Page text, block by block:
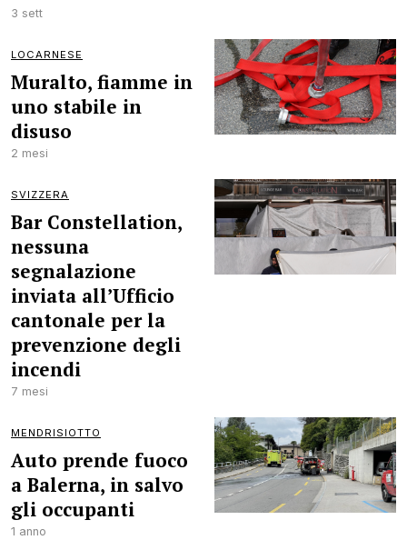
3 sett
LOCARNESE
Muralto, fiamme in
uno stabile in
disuso
2 mesi
SVIZZERA
Bar Constellation,
nessuna
segnalazione
inviata all’Ufficio
cantonale per la
prevenzione degli
incendi
7 mesi
MENDRISIOTTO
Auto prende fuoco
a Balerna, in salvo
gli occupanti
1 anno